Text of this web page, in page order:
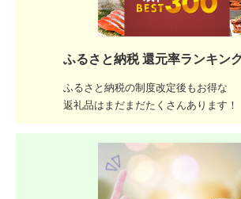
ふるさと納税 還元率ランキン
ふるさと納税の制度改定後もお得な
返礼品はまだまだたくさんあります！